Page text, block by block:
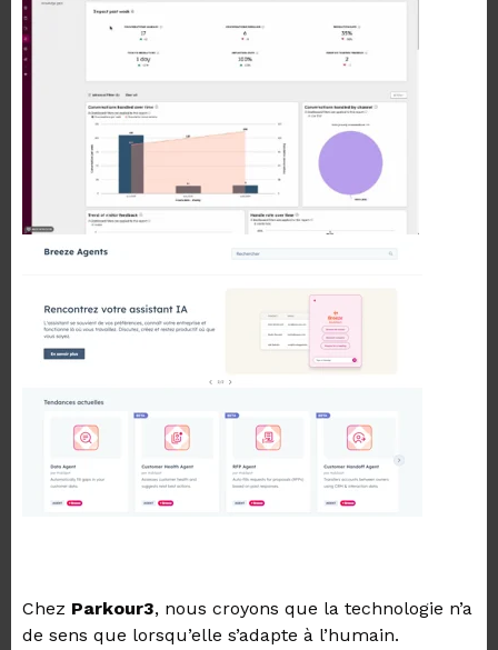
Chez Parkour3, nous croyons que la technologie n’a
de sens que lorsqu’elle s’adapte à l’humain.